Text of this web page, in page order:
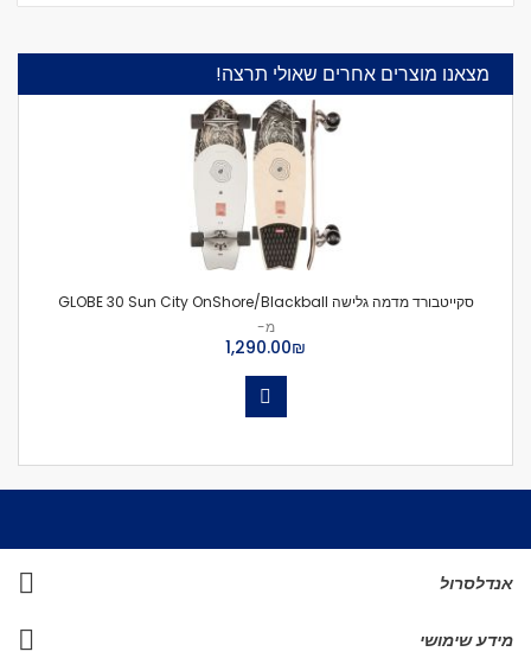
מצאנו מוצרים אחרים שאולי תרצה!
סקייטבורד מדמה גלישה GLOBE 30 Sun City OnShore/Blackball
מ-
₪‏1,290.00
אנדלסרול
מידע שימושי